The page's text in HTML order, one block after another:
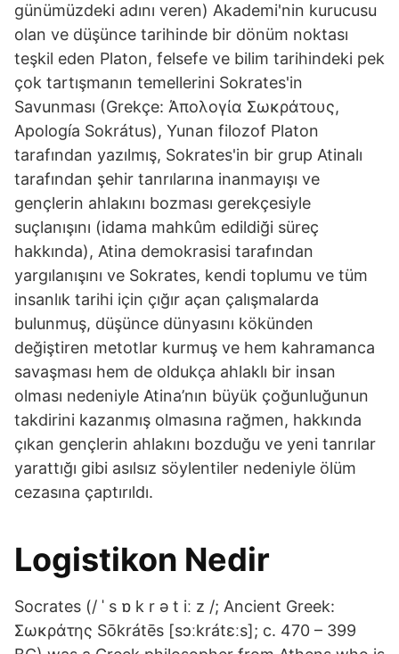
günümüzdeki adını veren) Akademi'nin kurucusu
olan ve düşünce tarihinde bir dönüm noktası
teşkil eden Platon, felsefe ve bilim tarihindeki pek
çok tartışmanın temellerini Sokrates'in
Savunması (Grekçe: Άπολογία Σωκράτους,
Apología Sokrátus), Yunan filozof Platon
tarafından yazılmış, Sokrates'in bir grup Atinalı
tarafından şehir tanrılarına inanmayışı ve
gençlerin ahlakını bozması gerekçesiyle
suçlanışını (idama mahkûm edildiği süreç
hakkında), Atina demokrasisi tarafından
yargılanışını ve Sokrates, kendi toplumu ve tüm
insanlık tarihi için çığır açan çalışmalarda
bulunmuş, düşünce dünyasını kökünden
değiştiren metotlar kurmuş ve hem kahramanca
savaşması hem de oldukça ahlaklı bir insan
olması nedeniyle Atina’nın büyük çoğunluğunun
takdirini kazanmış olmasına rağmen, hakkında
çıkan gençlerin ahlakını bozduğu ve yeni tanrılar
yarattığı gibi asılsız söylentiler nedeniyle ölüm
cezasına çaptırıldı.
Logistikon Nedir
Socrates (/ ˈ s ɒ k r ə t iː z /; Ancient Greek:
Σωκράτης Sōkrátēs [sɔːkrátɛːs]; c. 470 – 399